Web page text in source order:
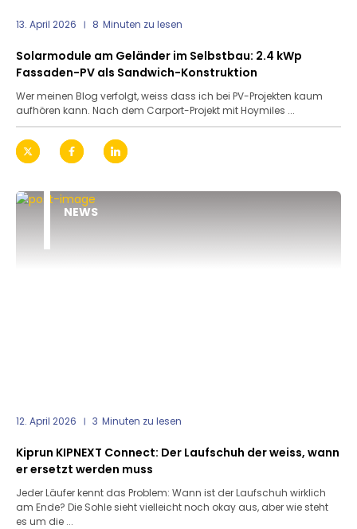
13. April 2026 8 Minuten zu lesen
Solarmodule am Geländer im Selbstbau: 2.4 kWp
Fassaden-PV als Sandwich-Konstruktion
Wer meinen Blog verfolgt, weiss dass ich bei PV-Projekten kaum
aufhören kann. Nach dem Carport-Projekt mit Hoymiles ...
NEWS
12. April 2026 3 Minuten zu lesen
Kiprun KIPNEXT Connect: Der Laufschuh der weiss, wann
er ersetzt werden muss
Jeder Läufer kennt das Problem: Wann ist der Laufschuh wirklich
am Ende? Die Sohle sieht vielleicht noch okay aus, aber wie steht
es um die ...